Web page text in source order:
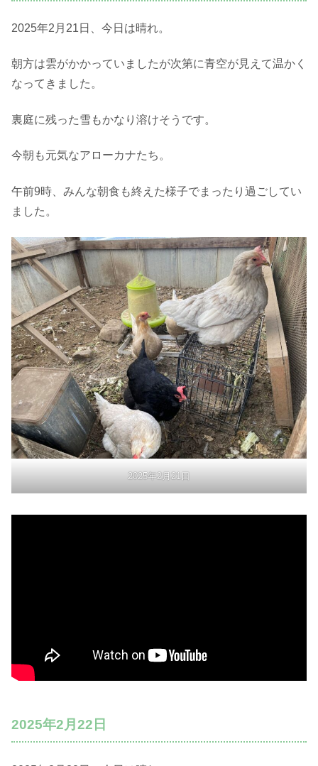
2025年2月21日、今日は晴れ。
朝方は雲がかかっていましたが次第に青空が見えて温かく
なってきました。
裏庭に残った雪もかなり溶けそうです。
今朝も元気なアローカナたち。
午前9時、みんな朝食も終えた様子でまったり過ごしてい
ました。
2025年2月21日
2025年2月22日